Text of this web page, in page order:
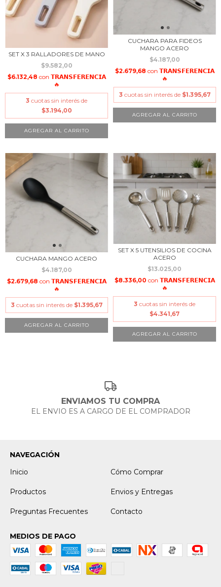
SET X 3 RALLADORES DE MANO
$9.582,00
$6.132,48 con 𝗧𝗥𝗔𝗡𝗦𝗙𝗘𝗥𝗘𝗡𝗖𝗜𝗔
🔥
3 cuotas sin interés de
$3.194,00
CUCHARA PARA FIDEOS
MANGO ACERO
$4.187,00
$2.679,68 con 𝗧𝗥𝗔𝗡𝗦𝗙𝗘𝗥𝗘𝗡𝗖𝗜𝗔
🔥
3 cuotas sin interés de $1.395,67
CUCHARA MANGO ACERO
$4.187,00
$2.679,68 con 𝗧𝗥𝗔𝗡𝗦𝗙𝗘𝗥𝗘𝗡𝗖𝗜𝗔
🔥
3 cuotas sin interés de $1.395,67
SET X 5 UTENSILIOS DE COCINA
ACERO
$13.025,00
$8.336,00 con 𝗧𝗥𝗔𝗡𝗦𝗙𝗘𝗥𝗘𝗡𝗖𝗜𝗔
🔥
3 cuotas sin interés de
$4.341,67
ENVIAMOS TU COMPRA
EL ENVIO ES A CARGO DE EL COMPRADOR
NAVEGACIÓN
Inicio
Cómo Comprar
Productos Envios y Entregas
Preguntas Frecuentes Contacto
MEDIOS DE PAGO